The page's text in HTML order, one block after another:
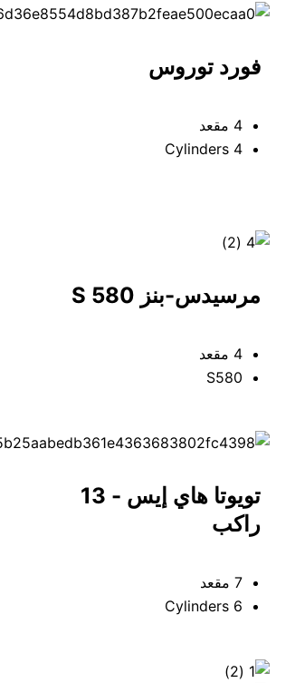
فورد توروس
4 مقعد
4 Cylinders
مرسيدس-بنز S 580
4 مقعد
S580
تويوتا هاي إيس - 13
راكب
7 مقعد
6 Cylinders